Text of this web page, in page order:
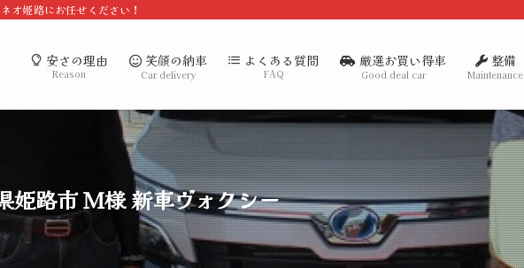
オ姫路にお任せください！
安さの理由
Reason
笑顔の納車
Car delivery
よくある質問
FAQ
厳選お買い得車
Good deal car
整備
Maintenance
姫路市 Ｍ様 新車ヴォクシー